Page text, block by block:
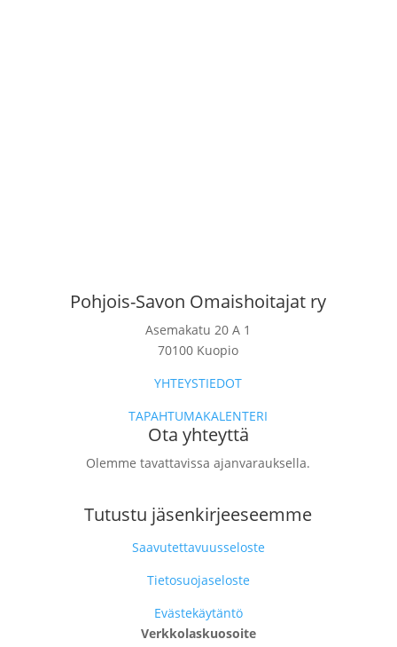
Pohjois-Savon Omaishoitajat ry
Asemakatu 20 A 1
70100 Kuopio
YHTEYSTIEDOT
TAPAHTUMAKALENTERI
Ota yhteyttä
Olemme tavattavissa ajanvarauksella.
Tutustu jäsenkirjeeseemme
Saavutettavuusseloste
Tietosuojaseloste
Evästekäytäntö
Verkkolaskuosoite